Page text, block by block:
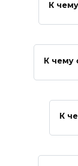
К
К чему
К